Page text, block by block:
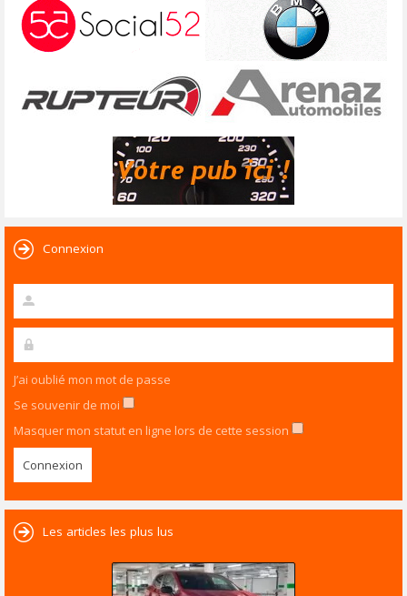
Connexion
J’ai oublié mon mot de passe
Se souvenir de moi
Masquer mon statut en ligne lors de cette session
Les articles les plus lus